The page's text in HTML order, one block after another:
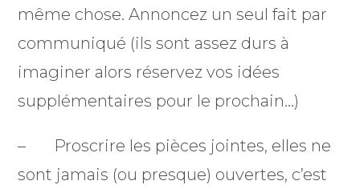
même chose. Annoncez un seul fait par
communiqué (ils sont assez durs à
imaginer alors réservez vos idées
supplémentaires pour le prochain…)
– Proscrire les pièces jointes, elles ne
sont jamais (ou presque) ouvertes, c’est